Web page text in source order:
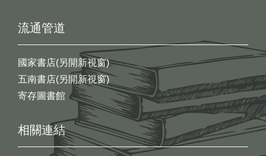
流通管道
國家書店(另開新視窗)
五南書店(另開新視窗)
寄存圖書館
相關連結